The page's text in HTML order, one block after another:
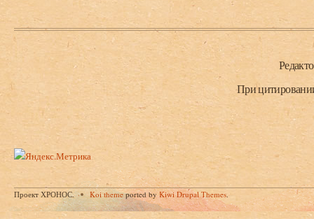
Нижний колонтитул
При
Проект ХРОНОС. Koi themeported byKiwi Drupal Themes.